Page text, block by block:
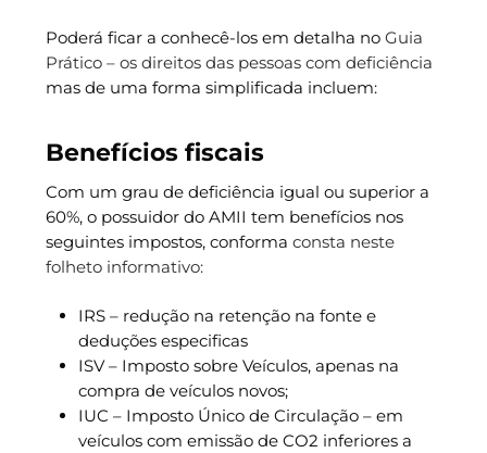
Poderá ficar a conhecê-los em detalha no Guia
Prático – os direitos das pessoas com deficiência
mas de uma forma simplificada incluem:
Benefícios fiscais
Com um grau de deficiência igual ou superior a
60%, o possuidor do AMII tem benefícios nos
seguintes impostos, conforma consta neste
folheto informativo:
IRS – redução na retenção na fonte e
deduções especificas
ISV – Imposto sobre Veículos, apenas na
compra de veículos novos;
IUC – Imposto Único de Circulação – em
veículos com emissão de CO2 inferiores a